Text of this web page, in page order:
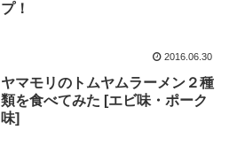
プ！
2016.06.30
ヤマモリのトムヤムラーメン２種
類を食べてみた [エビ味・ポーク
味]